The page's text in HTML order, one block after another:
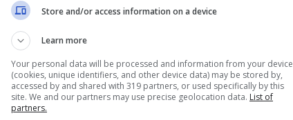
ruolo professionale maggiormente utilizzato in
in cui una simile formazione è richiesta in ambito
Store and/or access information on a device
Learn more
Your personal data will be processed and information from your device
(cookies, unique identifiers, and other device data) may be stored by,
accessed by and shared with 319 partners, or used specifically by this
site. We and our partners may use precise geolocation data. List of
partners.